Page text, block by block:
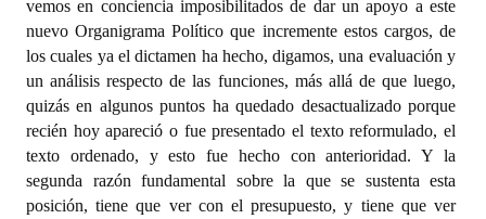
vemos en conciencia imposibilitados de dar un apoyo a este
nuevo Organigrama Político que incremente estos cargos, de
los cuales ya el dictamen ha hecho, digamos, una evaluación y
un análisis respecto de las funciones, más allá de que luego,
quizás en algunos puntos ha quedado desactualizado porque
recién hoy apareció o fue presentado el texto reformulado, el
texto ordenado, y esto fue hecho con anterioridad. Y la
segunda razón fundamental sobre la que se sustenta esta
posición, tiene que ver con el presupuesto, y tiene que ver